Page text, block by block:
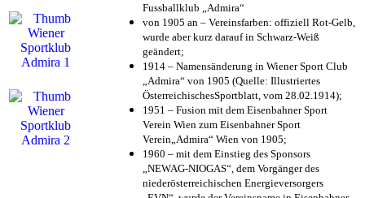
Fussballklub „Admira“
von 1905 an – Vereinsfarben: offiziell Rot-Gelb,
wurde aber kurz darauf in Schwarz-Weiß
geändert;
1914 – Namensänderung in Wiener Sport Club
„Admira“ von 1905 (Quelle: Illustriertes
ÖsterreichischesSportblatt, vom 28.02.1914);
1951 – Fusion mit dem Eisenbahner Sport
Verein Wien zum Eisenbahner Sport
Verein„Admira“ Wien von 1905;
1960 – mit dem Einstieg des Sponsors
„NEWAG-NIOGAS“, dem Vorgänger des
niederösterreichischen Energieversorgers